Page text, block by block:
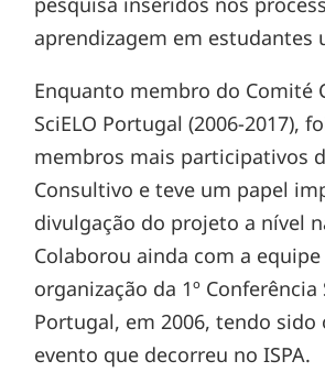
aprendizagem em estudantes
Enquanto membro do Comité
SciELO Portugal (2006-2017),
membros mais participativos
Consultivo e teve um papel
divulgação do projeto a nível
Colaborou ainda com a equipe
organização da 1º Conferência
Portugal, em 2006, tendo
evento que decorreu no ISPA.